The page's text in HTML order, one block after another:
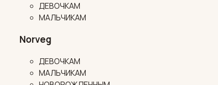
ДЕВОЧКАМ
МАЛЬЧИКАМ
Norveg
ДЕВОЧКАМ
МАЛЬЧИКАМ